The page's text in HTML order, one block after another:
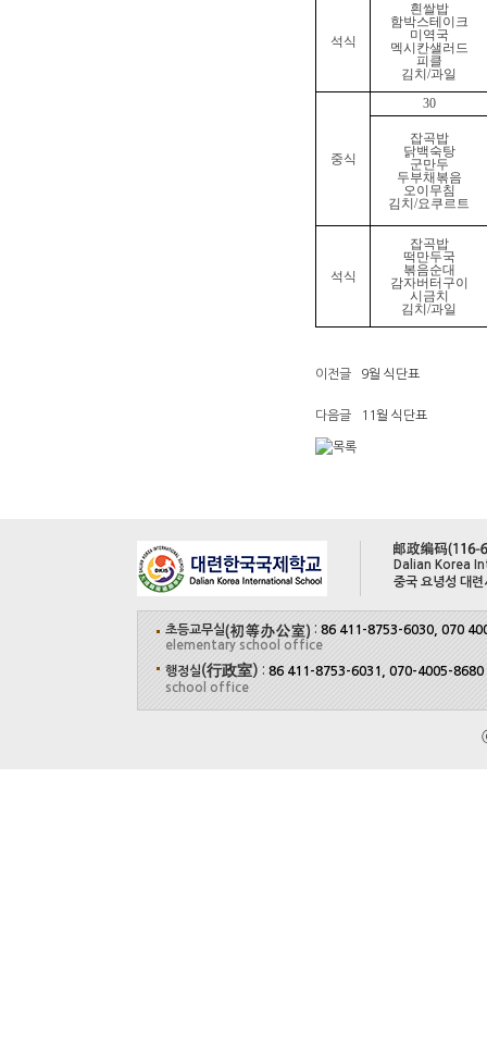
석식
흰쌀밥
함박스테이크
미역국
멕시칸샐러드
피클
김치 /과일
중식
30
잡곡밥
닭백숙탕
군만두
두부채볶음
오이무침
김치 /요쿠르트
석식
잡곡밥
떡만두국
볶음순대
감자버터구이
시금치
김치 /과일
이전글 9월 식단표
다음글 11월 식단표
Dalian Korea
중국 요녕성 대
초등교무실 : 86 411-8753-6030, 070
elementary school office
행정실(行政室) : 86 411-8753-6031, 070-4005-8680
school office